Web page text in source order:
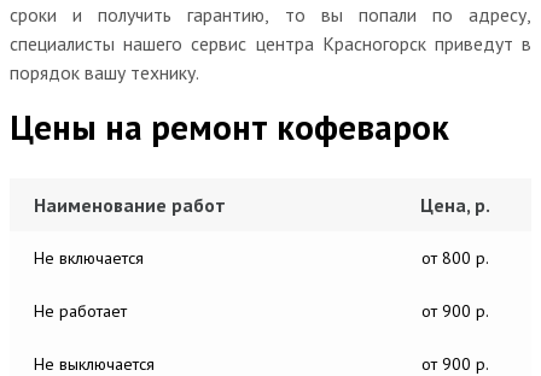
сроки и получить гарантию, то вы попали по адресу,
специалисты нашего сервис центра Красногорск приведут в
порядок вашу технику.
Цены на ремонт кофеварок
Наименование работ Цена, р.
Не включается от 800 р.
Не работает от 900 р.
Не выключается от 900 р.